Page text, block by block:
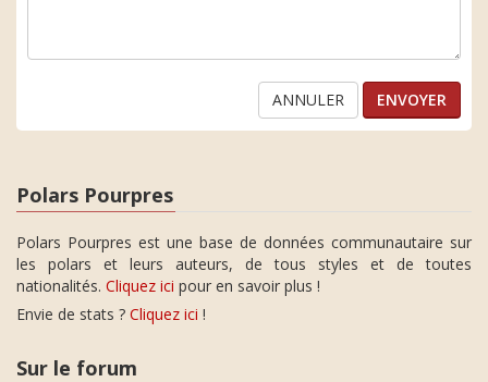
ANNULER
Polars Pourpres
Polars Pourpres est une base de données communautaire sur
les polars et leurs auteurs, de tous styles et de toutes
nationalités. Cliquez ici pour en savoir plus !
Envie de stats ? Cliquez ici !
Sur le forum